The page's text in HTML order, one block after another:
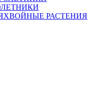
ХВОЙНЫЕ РАСТЕНИЯ